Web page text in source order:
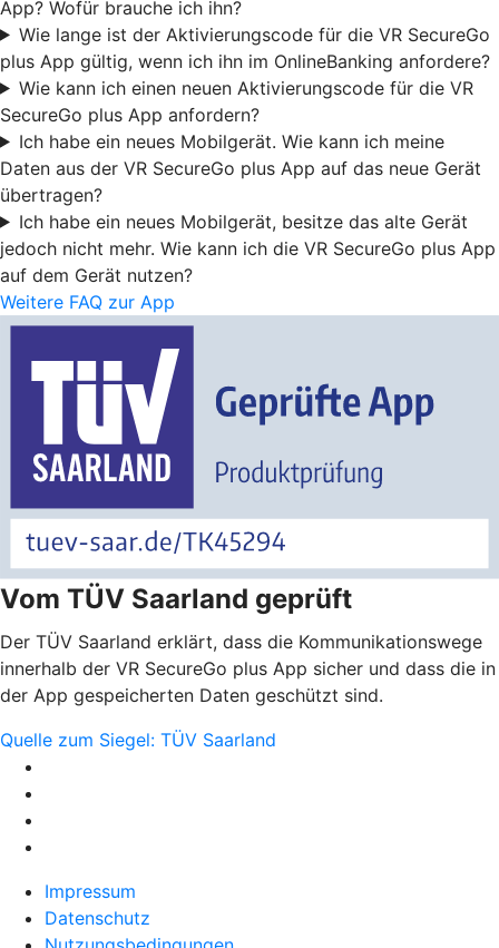
App? Wofür brauche ich ihn?
Wie lange ist der Aktivierungscode für die VR SecureGo
plus App gültig, wenn ich ihn im OnlineBanking anfordere?
Wie kann ich einen neuen Aktivierungscode für die VR
SecureGo plus App anfordern?
Ich habe ein neues Mobilgerät. Wie kann ich meine
Daten aus der VR SecureGo plus App auf das neue Gerät
übertragen?
Ich habe ein neues Mobilgerät, besitze das alte Gerät
jedoch nicht mehr. Wie kann ich die VR SecureGo plus App
auf dem Gerät nutzen?
Weitere FAQ zur App
Vom TÜV Saarland geprüft
Der TÜV Saarland erklärt, dass die Kommunikationswege
innerhalb der VR SecureGo plus App sicher und dass die in
der App gespeicherten Daten geschützt sind.
Quelle zum Siegel: TÜV Saarland
Impressum
Datenschutz